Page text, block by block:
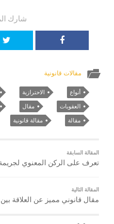
شارك
مقالات قانونية
أنواع الاحترازية
العقوبات مقال
مقالة مقالة قانونية
المقالة السابقة
تعرف على الركن المعنوي لجريمة
المقالة التالية
مقال قانوني مميز عن العلاقة بين